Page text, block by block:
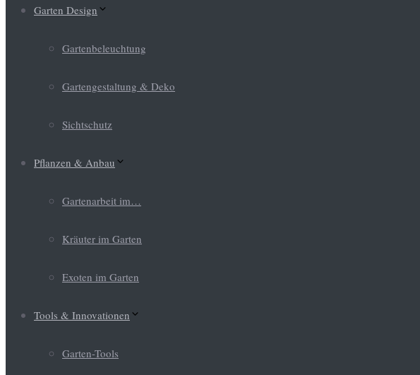
Garten Design
Gartenbeleuchtung
Gartengestaltung & Deko
Sichtschutz
Pflanzen & Anbau
Gartenarbeit im…
Kräuter im Garten
Exoten im Garten
Tools & Innovationen
Garten-Tools